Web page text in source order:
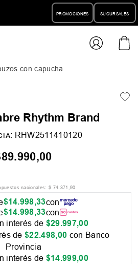
PROMOCIONES SUCURSALES
con capucha
Rhythm Brand
: RHW2511410120
89.990,00
nacionales: $ 74.371,90
$14.998,33con
$14.998,33con
interés de $29.997,00
de$22.498,00 con Banco
Provincia
interés de $14.999,00